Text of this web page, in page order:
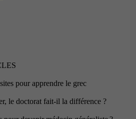
pour apprendre le grec
le doctorat fait-il la différence ?